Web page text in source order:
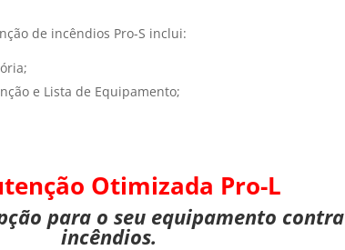
de incêndios Pro-S inclui:
e Lista de Equipamento;
Otimizada Pro-L
para o seu equipamento contra
incêndios.